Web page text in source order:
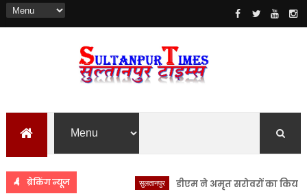
ब्रेकिंग न्यूज डीएम ने अमृत सरोवरों का किया स्थलीय